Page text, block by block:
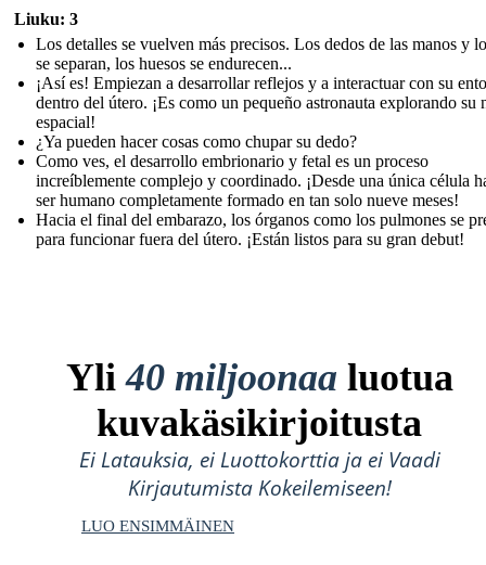
Liuku: 3
Los detalles se vuelven más precisos. Los dedos de las manos y
se separan, los huesos se endurecen...
¡Así es! Empiezan a desarrollar reflejos y a interactuar con su
dentro del útero. ¡Es como un pequeño astronauta explorando su
espacial!
¿Ya pueden hacer cosas como chupar su dedo?
Como ves, el desarrollo embrionario y fetal es un proceso
increíblemente complejo y coordinado. ¡Desde una única célula
ser humano completamente formado en tan solo nueve meses!
Hacia el final del embarazo, los órganos como los pulmones se
para funcionar fuera del útero. ¡Están listos para su gran debut!
Yli40 miljoonaa luotua
kuvakäsikirjoitusta
Ei Latauksia, ei Luottokorttia ja ei Vaadi
Kirjautumista Kokeilemiseen!
LUO ENSIMMÄINEN